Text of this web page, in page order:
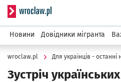
Serwis
Новини Довідники мігранта
wroclaw.pl Для українців -
Зустріч